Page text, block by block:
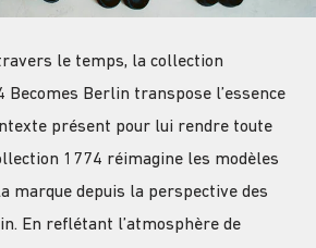
le temps, la collection
Becomes Berlin transpose l’essence
présent pour lui rendre toute
1774 réimagine les modèles
marque depuis la perspective des
En reflétant l’atmosphère de